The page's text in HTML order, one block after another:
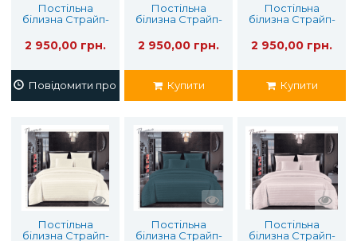
Постільна
білизна Cтрайп-
Сатин (євро)
2 950,00 грн.
Повідомити про наявність
Постільна
білизна Cтрайп-
Сатин (євро)
2 950,00 грн.
Купити
Постільна
білизна Cтрайп-
Сатин (євро)
2 950,00 грн.
Купити
Постільна
білизна Cтрайп-
Постільна
білизна Cтрайп-
Постільна
білизна Cтрайп-